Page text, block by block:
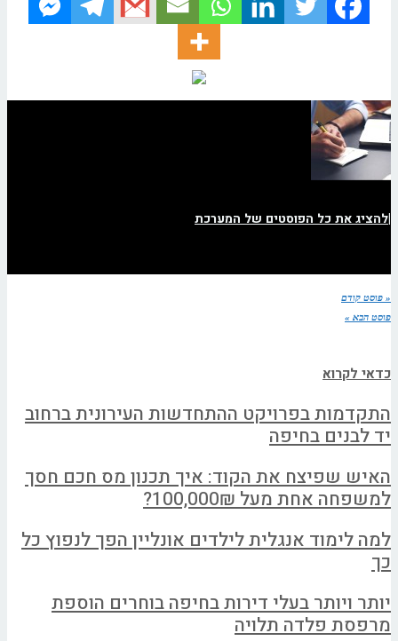
|להציג את כל הפוסטים של המערכת
« פוסט קודם
פוסט הבא »
כדאי לקרוא
התקדמות בפרויקט ההתחדשות העירונית ברחוב
יד לבנים בחיפה
האיש שפיצח את הקוד: איך תכנון מס חכם חסך
למשפחה אחת מעל 100,000₪?
למה לימוד אנגלית לילדים אונליין הפך לנפוץ כל
כך
יותר ויותר בעלי דירות בחיפה בוחרים הוספת
מרפסת פלדה תלויה